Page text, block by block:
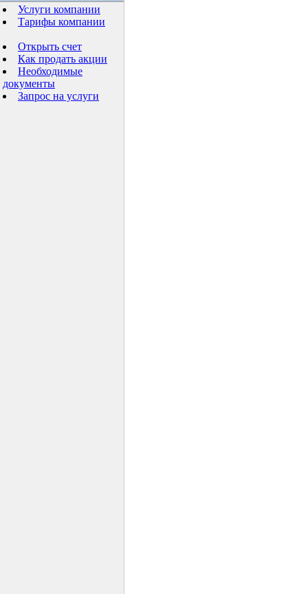
Услуги компании
Тарифы компании
Открыть счет
Как продать акции
Необходимые
документы
Запрос на услуги